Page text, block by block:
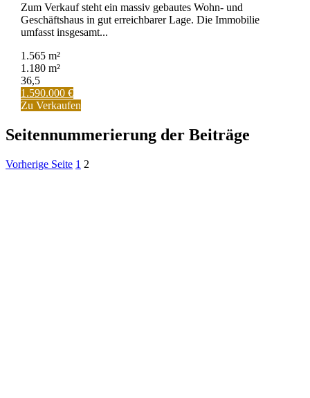
Zum Verkauf steht ein massiv gebautes Wohn- und
Geschäftshaus in gut erreichbarer Lage. Die Immobilie
umfasst insgesamt...
1.565 m²
1.180 m²
36,5
1.590.000 €
Zu Verkaufen
Seitennummerierung der Beiträge
Vorherige Seite 1 2